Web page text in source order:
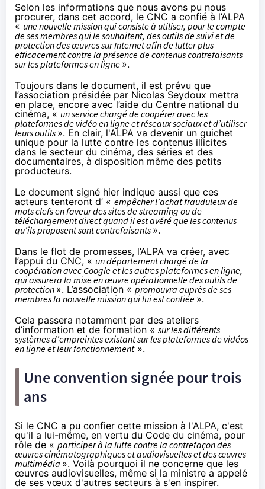
Selon les informations que nous avons pu nous
procurer, dans cet accord, le CNC a confié à l’ALPA
« une nouvelle mission qui consiste à utiliser, pour le compte
de ses membres qui le souhaitent, des outils de suivi et de
protection des œuvres sur Internet afin de lutter plus
efficacement contre la présence de contenus contrefaisants
sur les plateformes en ligne ».
Toujours dans le document, il est prévu que
l’association présidée par Nicolas Seydoux mettra
en place, encore avec l’aide du Centre national du
cinéma, « un service chargé de coopérer avec les
plateformes de vidéo en ligne et réseaux sociaux et d’utiliser
leurs outils ». En clair, l'ALPA va devenir un guichet
unique pour la lutte contre les contenus illicites
dans le secteur du cinéma, des séries et des
documentaires, à disposition même des petits
producteurs.
Le document signé hier indique aussi que ces
acteurs tenteront d’ « empêcher l’achat frauduleux de
mots clefs en faveur des sites de streaming ou de
téléchargement direct quand il est avéré que les contenus
qu’ils proposent sont contrefaisants ».
Dans le flot de promesses, l’ALPA va créer, avec
l’appui du CNC, « un département chargé de la
coopération avec Google et les autres plateformes en ligne,
qui assurera la mise en œuvre opérationnelle des outils de
protection ». L’association « promouvra auprès de ses
membres la nouvelle mission qui lui est confiée ».
Cela passera notamment par des ateliers
d’information et de formation « sur les différents
systèmes d’empreintes existant sur les plateformes de vidéos
en ligne et leur fonctionnement».
Une convention signée pour trois
ans
Si le CNC a pu confier cette mission à l'ALPA, c'est
qu'il a lui-même, en vertu du Code du cinéma, pour
rôle de « participer à la lutte contre la contrefaçon des
œuvrescinématographiques et audiovisuelles et des œuvres
multimédia ». Voilà pourquoi il ne concerne que les
œuvres audiovisuelles, même si la ministre a appelé
de ses vœux d'autres secteurs à s'en inspirer.